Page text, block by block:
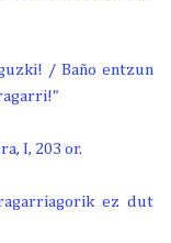
/ Baño entzun
I, 203 or.
ez dut